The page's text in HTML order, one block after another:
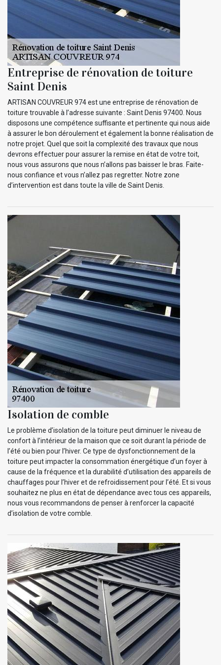
Entreprise de rénovation de toiture
Saint Denis
ARTISAN COUVREUR 974 est une entreprise de rénovation de
toiture trouvable à l’adresse suivante : Saint Denis 97400. Nous
disposons une compétence suffisante et pertinente qui nous aide
à assurer le bon déroulement et également la bonne réalisation de
notre projet. Quel que soit la complexité des travaux que nous
devrons effectuer pour assurer la remise en état de votre toit,
nous vous assurons que nous n’allons pas baisser le bras. Faite-
nous confiance et vous n’allez pas regretter. Notre zone
d’intervention est dans toute la ville de Saint Denis.
Isolation de comble
Le problème d’isolation de la toiture peut diminuer le niveau de
confort à l’intérieur de la maison que ce soit durant la période de
l’été ou bien pour l’hiver. Ce type de dysfonctionnement de la
toiture peut impacter la consommation énergétique d’un foyer à
cause de la fréquence et la durabilité d’utilisation des appareils de
chauffages pour l’hiver et de refroidissement pour l’été. Et si vous
souhaitez ne plus en état de dépendance avec tous ces appareils,
nous vous recommandons de penser à renforcer la capacité
d’isolation de votre comble.